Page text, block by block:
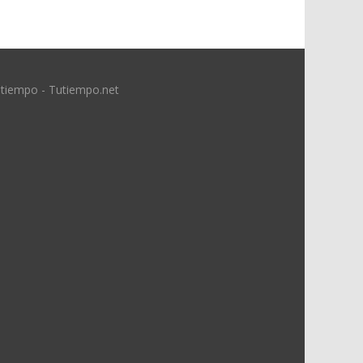
tiempo - Tutiempo.net